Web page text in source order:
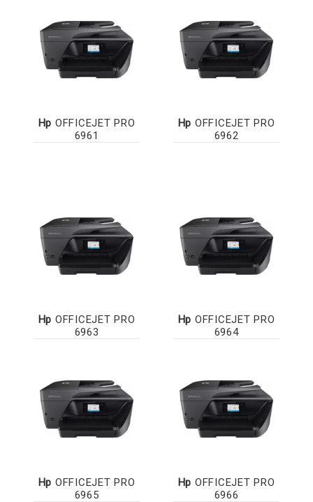
Hp OFFICEJET PRO
6961
Hp OFFICEJET PRO
6962
Hp OFFICEJET PRO
6963
Hp OFFICEJET PRO
6964
Hp OFFICEJET PRO
6965
Hp OFFICEJET PRO
6966